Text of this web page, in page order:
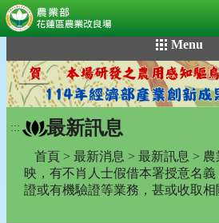
到
主
要
內
容
Menu
::: 最新訊息
首頁 > 最新消息 > 最新訊息 >
映，有不肖人士假借本署授意名
證或有機驗證等業務，甚或收取